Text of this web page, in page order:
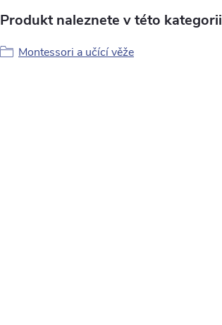
Produkt naleznete v této kategorii
Montessori a učící věže